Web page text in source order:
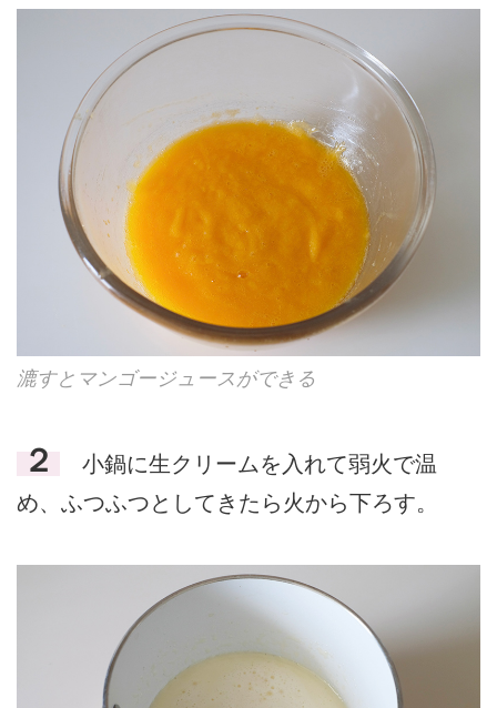
漉すとマンゴージュースができる
２
小鍋に生クリームを入れて弱火で温
め、ふつふつとしてきたら火から下ろす。